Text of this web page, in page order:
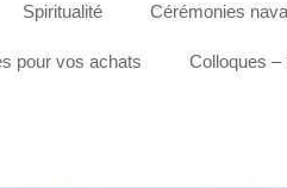
Spiritualité Cérémonies
pour vos achats Colloques